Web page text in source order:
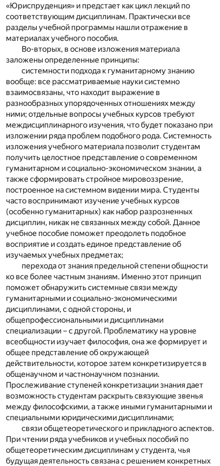
«Юриспруденция» и предстает как цикл лекций по
соответствующим дисциплинам. Практически все
разделы учебной программы нашли отражение в
материалах учебного пособия.
Во-вторых, в основе изложения материала
заложены определенные принципы:
системности подхода к гуманитарному знанию
вообще: все рассматриваемые науки системно
взаимосвязаны, что находит выражение в
разнообразных упорядоченных отношениях между
ними; отдельные вопросы учебных курсов требуют
междисциплинарного изучения, что будет показано при
изложении ряда проблем подобного рода. Системность
изложения учебного материала позволит студентам
получить целостное представление о современном
гуманитарном и социально-экономическом знании, а
также сформировать стройное мировоззрение,
построенное на системном видении мира. Студенты
часто воспринимают изучение учебных курсов
(особенно гуманитарных) как набор разрозненных
дисциплин, никак не связанных между собой. Данное
учебное пособие поможет преодолеть подобное
восприятие и создать единое представление об
изучаемых учебных предметах;
перехода от знания предельной степени общности
ко все более частным знаниям. Именно этот принцип
поможет обнаружить системные связи между
гуманитарными и социально-экономическими
дисциплинами, с одной стороны, и
общепрофессиональными и дисциплинами
специализации – с другой. Проблематику на уровне
всеобщности изучает философия, она же формирует и
общее представление об окружающей
действительности, которое затем конкретизируется в
общенаучном и частнонаучном познании.
Прослеживание ступеней конкретизации знания дает
возможность студентам раскрыть связующие звенья
между философскими, а также иными гуманитарными и
специальными юридическими дисциплинами;
связи общетеоретического и прикладного аспектов.
При чтении ряда учебников и учебных пособий по
общетеоретическим дисциплинам у студента, чья
будущая деятельность связана с решением конкретных